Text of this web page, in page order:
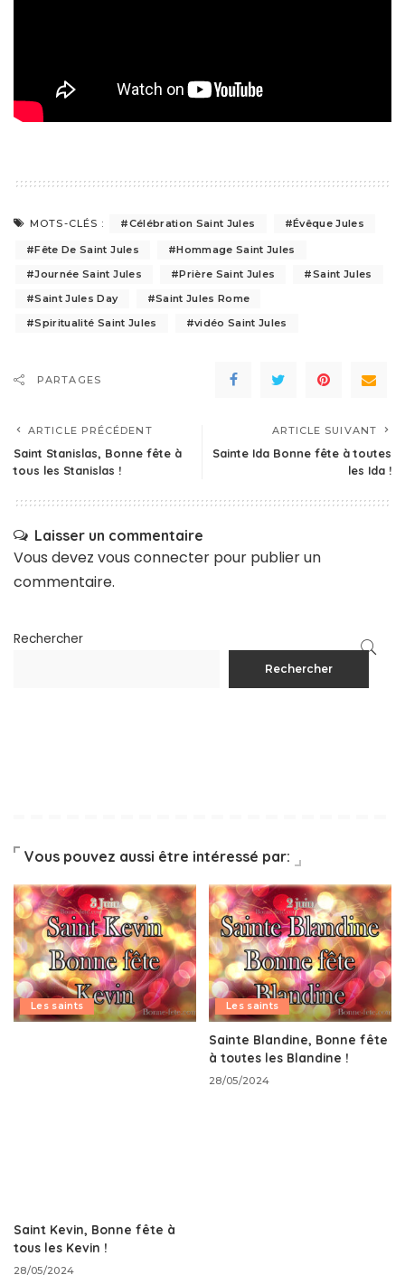
MOTS-CLÉS : Célébration Saint Jules Évêque Jules
Fête De Saint Jules
Hommage Saint Jules
Journée Saint Jules
Prière Saint Jules
Saint Jules
Saint Jules Day
Saint Jules Rome
Spiritualité Saint Jules
vidéo Saint Jules
PARTAGES
ARTICLE PRÉCÉDENT
Saint Stanislas, Bonne fête à
tous les Stanislas !
ARTICLE SUIVANT
Sainte Ida Bonne fête à toutes
les Ida !
Laisser un commentaire
Vous devez vous connecter pour publier un
commentaire.
Rechercher
Rechercher
Vous pouvez aussi être intéressé par:
Les saints
Saint Kevin, Bonne fête à
tous les Kevin !
28/05/2024
Les saints
Sainte Blandine, Bonne fête
à toutes les Blandine !
28/05/2024